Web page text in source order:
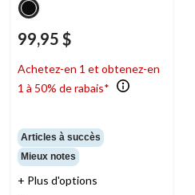
99,95 $
Achetez-en 1 et obtenez-en
1 à 50% de rabais*
Articles à succès
Mieux notes
+ Plus d'options